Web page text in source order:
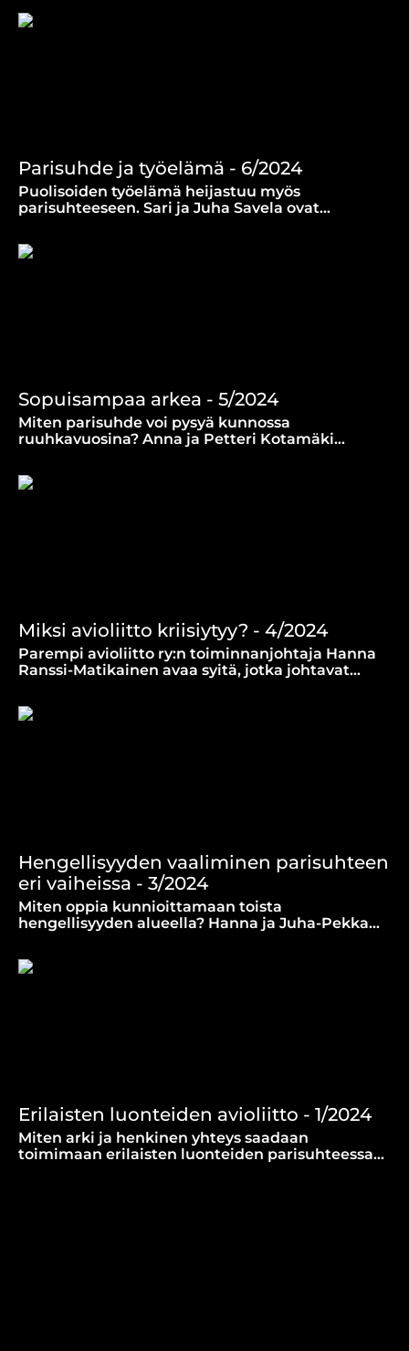
Parisuhde ja työelämä - 6/2024
Puolisoiden työelämä heijastuu myös
parisuhteeseen. Sari ja Juha Savela ovat
työn inspiroivia aikoja.
Sopuisampaa arkea - 5/2024
Miten parisuhde voi pysyä kunnossa
ruuhkavuosina? Anna ja Petteri Kotamäki
parisuhdearjessa.
Miksi avioliitto kriisiytyy? - 4/2024
Parempi avioliitto ry:n toiminnanjohtaja Hanna
Ranssi-Matikainen avaa syitä, jotka johtavat
Hengellisyyden vaaliminen parisuhteen
eri vaiheissa - 3/2024
Miten oppia kunnioittamaan toista
hengellisyyden alueella? Hanna ja Juha-Pekka
taustoista.
Erilaisten luonteiden avioliitto - 1/2024
Miten arki ja henkinen yhteys saadaan
toimimaan erilaisten luonteiden parisuhteessa?